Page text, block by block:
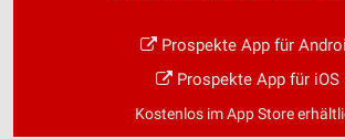
Prospekte App für
Prospekte App für iOS
Kostenlos im App Store